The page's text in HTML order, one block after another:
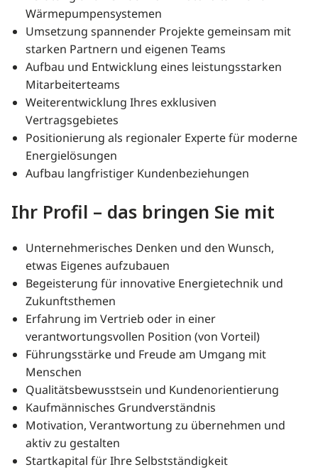
Wärmepumpensystemen
Umsetzung spannender Projekte gemeinsam mit
starken Partnern und eigenen Teams
Aufbau und Entwicklung eines leistungsstarken
Mitarbeiterteams
Weiterentwicklung Ihres exklusiven
Vertragsgebietes
Positionierung als regionaler Experte für moderne
Energielösungen
Aufbau langfristiger Kundenbeziehungen
Ihr Profil – das bringen Sie mit
Unternehmerisches Denken und den Wunsch,
etwas Eigenes aufzubauen
Begeisterung für innovative Energietechnik und
Zukunftsthemen
Erfahrung im Vertrieb oder in einer
verantwortungsvollen Position (von Vorteil)
Führungsstärke und Freude am Umgang mit
Menschen
Qualitätsbewusstsein und Kundenorientierung
Kaufmännisches Grundverständnis
Motivation, Verantwortung zu übernehmen und
aktiv zu gestalten
Startkapital für Ihre Selbstständigkeit